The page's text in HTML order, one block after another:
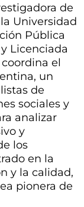
de
Universidad
Pública
Licenciada
el
un
de
sociales y
analizar
y
los
en la
y la calidad,
pionera de